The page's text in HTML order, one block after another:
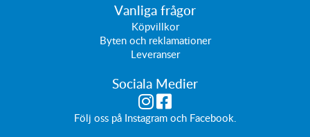
Vanliga frågor
Köpvillkor
Byten och reklamationer
Leveranser
Sociala Medier
Följ oss på Instagramoch Facebook